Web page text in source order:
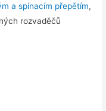
a spínacím přepětím,
rozvaděčů